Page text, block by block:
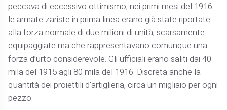
peccava di eccessivo ottimismo; nei primi mesi del 1916
le armate zariste in prima linea erano già state riportate
alla forza normale di due milioni di unità, scarsamente
equipaggiate ma che rappresentavano comunque una
forza d’urto considerevole. Gli ufficiali erano saliti dai 40
mila del 1915 agli 80 mila del 1916. Discreta anche la
quantità dei proiettili d’artiglieria, circa un migliaio per ogni
pezzo.